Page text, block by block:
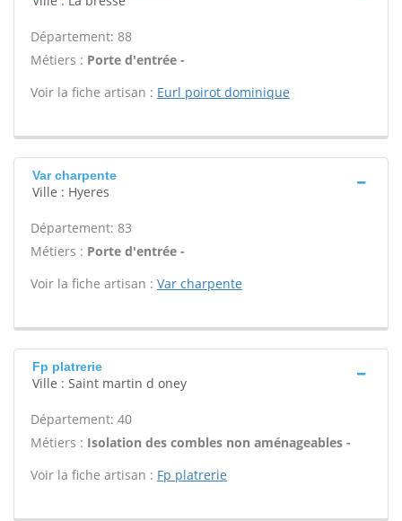
Département: 88
Métiers : Porte d'entrée -
Voir la fiche artisan : Eurl poirot dominique
Var charpente
Ville : Hyeres
Département: 83
Métiers : Porte d'entrée -
Voir la fiche artisan : Var charpente
Fp platrerie
Ville : Saint martin d oney
Département: 40
Métiers : Isolation des combles non aménageables -
Voir la fiche artisan : Fp platrerie